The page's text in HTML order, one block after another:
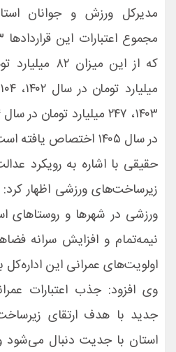
مدیرکل ورزش و جوانان
در سال ۱۴۰۵ اختصاص یافته است.
حقیقی با اشاره به رویکرد
زیرساخت‌های ورزشی اظهار کرد:
ورزشی در شهرها و روستاهای
نیمه‌تمام و افزایش سرانه
اولویت‌های عمرانی این
وی افزود: جذب اعتبارات
جدید با هدف ارتقای
استان با جدیت دنبال می‌شود